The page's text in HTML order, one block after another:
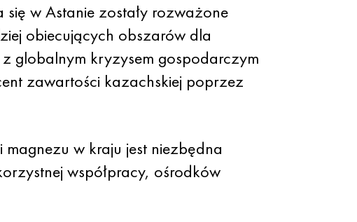
w Astanie zostały rozważone
obiecujących obszarów dla
globalnym kryzysem gospodarczym
zawartości kazachskiej poprzez
w kraju jest niezbędna
współpracy, ośrodków